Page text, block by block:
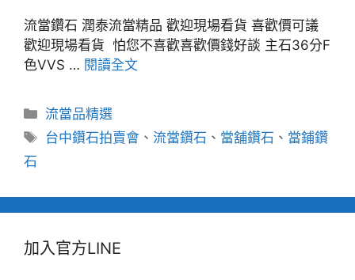
流當鑽石 潤泰流當精品 歡迎現場看貨 喜歡價可議
歡迎現場看貨 怕您不喜歡喜歡價錢好談 主石36分F
色VVS … 閱讀全文
分
類
流當品精選
標
台中鑽石拍賣會 、 流當鑽石 、 當舖鑽石 、 當鋪鑽
石
加入官方LINE